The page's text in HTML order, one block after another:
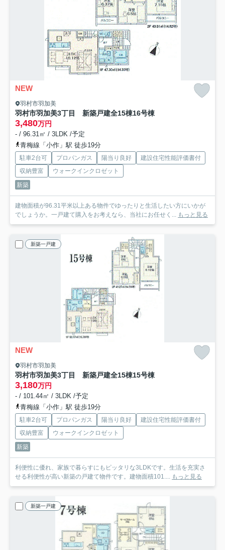
NEW
羽村市羽加美
羽村市羽加美3丁目 新築戸建全15棟16号棟
3,480万円
- / 96.31㎡ / 3LDK /予定
青梅線「小作」駅 徒歩19分
駐車2台可 プロパンガス 陽当り良好
建設住宅性能評価書付
収納豊富
ウォークインクロゼット
新築
建物面積が96.31平米以上ある物件でゆったりと生活したい方にいかが
でしょうか。一戸建て購入をお考えなら、当社にお任せく... もっと見る
新築一戸建
NEW
羽村市羽加美
羽村市羽加美3丁目 新築戸建全15棟15号棟
3,180万円
- / 101.44㎡ / 3LDK /予定
青梅線「小作」駅 徒歩19分
駐車2台可 プロパンガス 陽当り良好
建設住宅性能評価書付
収納豊富
ウォークインクロゼット
新築
利便性に優れ、家族で暮らすにもピッタリな3LDKです。生活を充実さ
せる利便性が高い新築の戸建て物件です。建物面積101.... もっと見る
新築一戸建